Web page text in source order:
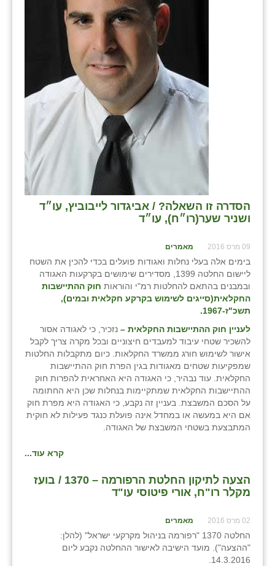
הסדרה זו השאלה? / אביגדור לייבוביץ, עו״ד
ושניר שער(רו״ח), עו״ד
09 מרס 2016 מאמרים
בימים אלה בעלי נחלות ואגודות פועלים בכדי להכין את השטח
ליישום החלטה 1399, מסדירים שימושים בקרקעות האגודה
ובמבנים בהתאם להחלטות רמ"י והוראות חוק ההתיישבות
החקלאית(סייגים לשימוש בקרקע חקלאית ובמים),
תשכ"ז-1967.
לעניין חוק ההתיישבות החקלאית – נזכיר, כי לאגודה אסור
להשכיר שטחי עיבוד למעבדים חיצוניים ובכל מקרה צריך לקבל
אישור לשימוש חורג ממשרד החקלאות. כיום מתקבלות החלטות
שמפקיעות שטחים מאגודות בגין הפרת חוק ההתיישבות
החקלאית. עוד נבהיר, כי האגודה היא האחראית להפרות חוק
ההתיישבות החקלאית שמתקיימות בנחלות שכן היא החתומה
על הסכם המשבצת. בעניין זה נקבע, כי האגודה היא מפרת חוק
אם היא במעשה או במחדל אינה פועלת כנגד פעילות לא חוקית
המתבצעת בשטחי המשבצת של האגודה.
קרא עוד...
הצעה לתיקון החלטת הרפורמה – 1370 / בועז
מקלר רו"ח, אורי פיטוסי עו"ד
02 מרס 2016 מאמרים
החלטה 1370 "רפורמה בניהול מקרקעי ישראל" (להלן:
"ההצעה"). מועד הישיבה לאישור ההחלטה נקבע ליום
14.3.2016.
גנות
דקל
זוהר
הדר עם
חבצלת השרון
חמרה
חרב לאת
יבול (מורג)
יקנעם
יד השמונה
כפר ביאליק
כפר הרי״ף